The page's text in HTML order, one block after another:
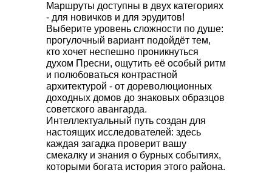
Маршруты доступны в двух категориях
- для новичков и для эрудитов!
Выберите уровень сложности по душе:
прогулочный вариант подойдёт тем,
кто хочет неспешно проникнуться
духом Пресни, ощутить её особый ритм
и полюбоваться контрастной
архитектурой - от дореволюционных
доходных домов до знаковых образцов
советского авангарда.
Интеллектуальный путь создан для
настоящих исследователей: здесь
каждая загадка проверит вашу
смекалку и знания о бурных событиях,
которыми богата история этого района.